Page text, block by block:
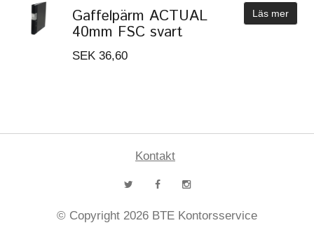
Gaffelpärm ACTUAL
40mm FSC svart
SEK 36,60
Läs mer
Kontakt
© Copyright 2026 BTE Kontorsservice